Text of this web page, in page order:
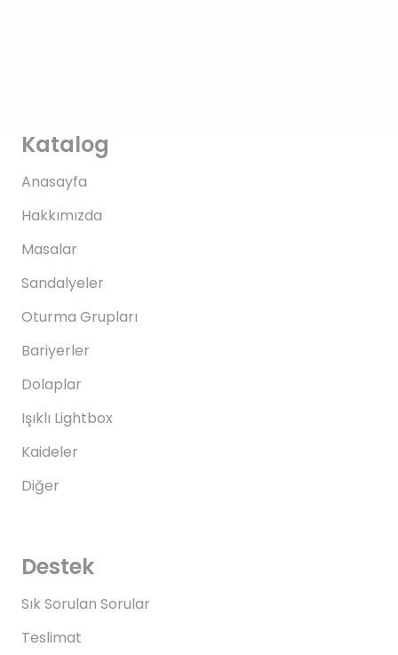
Katalog
Anasayfa
Hakkımızda
Masalar
Sandalyeler
Oturma Grupları
Bariyerler
Dolaplar
Işıklı Lightbox
Kaideler
Diğer
Destek
Sık Sorulan Sorular
Teslimat